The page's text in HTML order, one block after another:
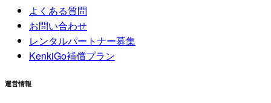
よくある質問
お問い合わせ
レンタルパートナー募集
KenkiGo補償プラン
運営情報